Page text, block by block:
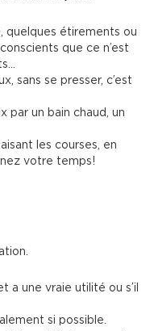
quelques étirements ou
que ce n’est
sans se presser, c’est
par un bain chaud, un
les courses, en
votre temps!
a une vraie utilité ou s’il
si possible.